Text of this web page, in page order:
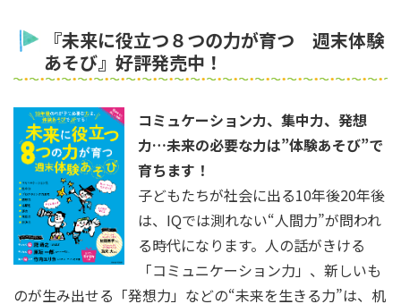
『未来に役立つ８つの力が育つ 週末体験
あそび』好評発売中！
コミュケーション力、集中力、発想
力…未来の必要な力は”体験あそび”で
育ちます！
子どもたちが社会に出る10年後20年後
は、IQでは測れない“人間力”が問われ
る時代になります。人の話がきける
「コミュニケーション力」、新しいも
のが生み出せる「発想力」などの“未来を生きる力”は、机